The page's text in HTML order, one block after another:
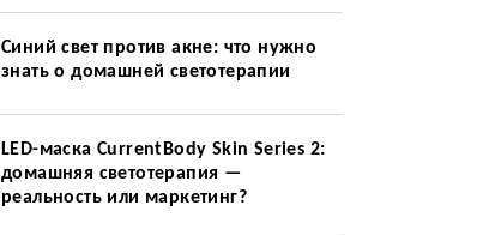
Синий свет против акне: что нужно
знать о домашней светотерапии
LED-маска CurrentBody Skin Series 2:
домашняя светотерапия —
реальность или маркетинг?